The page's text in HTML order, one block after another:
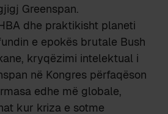
Greenspan.
dhe praktikisht planeti
e epokës brutale Bush
kryqëzimi intelektual i
në Kongres përfaqëson
edhe më globale,
kur kriza e sotme